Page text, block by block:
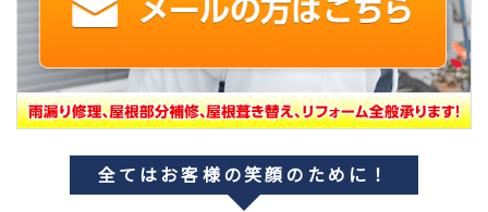
全てはお客様の笑顔のために！